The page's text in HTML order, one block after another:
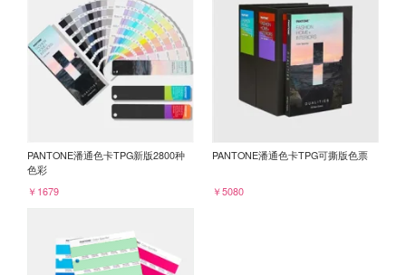
PANTONE潘通色卡TPG新版2800种
色彩
￥1679
PANTONE潘通色卡TPG可撕版色票
￥5080